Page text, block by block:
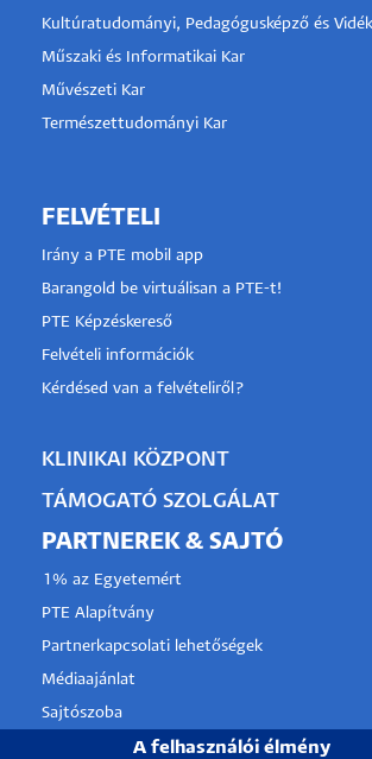
Kultúratudományi, Pedagógusképző és
Műszaki és Informatikai Kar
Művészeti Kar
Természettudományi Kar
FELVÉTELI
Irány a PTE mobil app
Barangold be virtuálisan a PTE-t!
PTE Képzéskereső
Felvételi információk
Kérdésed van a felvételiről?
KLINIKAI KÖZPONT
TÁMOGATÓ SZOLGÁLAT
PARTNEREK & SAJTÓ
1% az Egyetemért
PTE Alapítvány
Partnerkapcsolati lehetőségek
Médiaajánlat
Sajtószoba
Pályázati projektekA felhasználói élmény